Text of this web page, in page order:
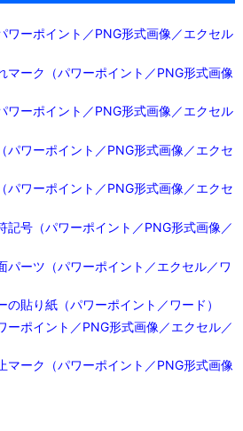
ワーポイント／PNG形式画像／エクセル
マーク（パワーポイント／PNG形式画像
ワーポイント／PNG形式画像／エクセル
パワーポイント／PNG形式画像／エクセ
パワーポイント／PNG形式画像／エクセ
記号（パワーポイント／PNG形式画像／
パーツ（パワーポイント／エクセル／ワ
の貼り紙（パワーポイント／ワード）
ーポイント／PNG形式画像／エクセル／
マーク（パワーポイント／PNG形式画像